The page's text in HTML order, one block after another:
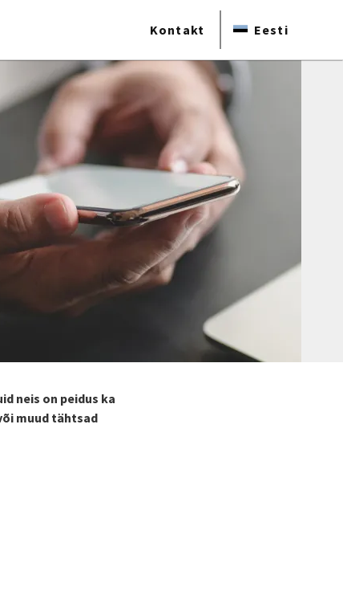
Kontakt Eesti
neis on peidus ka
muud tähtsad